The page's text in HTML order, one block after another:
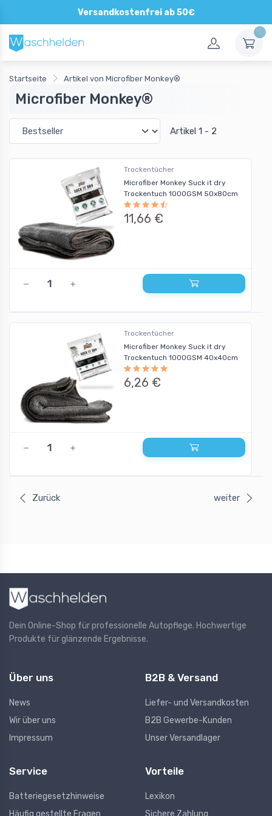
Versandkostenfrei ab 50€
Startseite Artikel von Microfiber Monkey®
Microfiber Monkey®
Artikel 1 - 2
Trockentücher
Microfiber Monkey Suck it dry
Trockentuch 1000GSM 50x80cm
11,66 €
Trockentücher
Microfiber Monkey Suck it dry
Trockentuch 1000GSM 40x40cm
6,26 €
Zurück weiter
Dein Online-Shop für professionelle Autopflege. Hochwertige
Produkte für glänzende Ergebnisse.
Über uns
News
Wir über uns
Impressum
B2B & Versand
Liefer- und Versandkosten
B2B Gewerbe-Kunden
Unser Versandlager
Service
Batteriegesetzhinweise
Vorteile
Lexikon